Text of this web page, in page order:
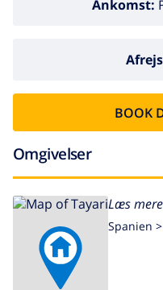
Ankomst:
BOOK
Omgivelser
Læs
Spanien >